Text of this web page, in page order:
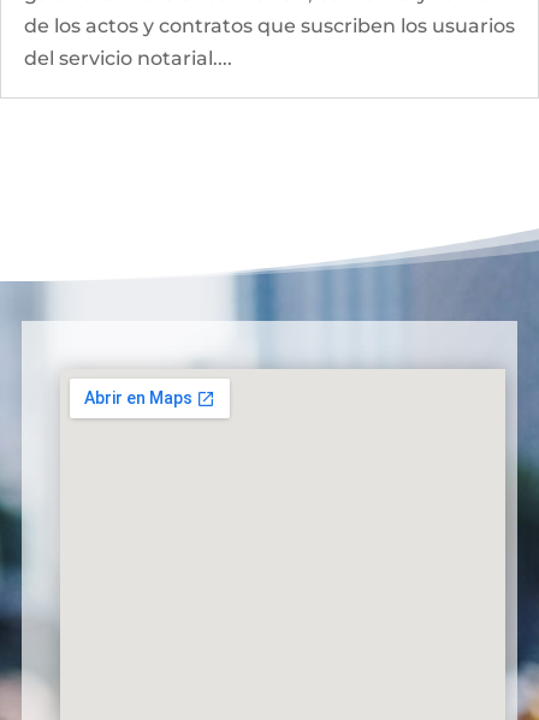
de los actos y contratos que suscriben los usuarios
del servicio notarial....